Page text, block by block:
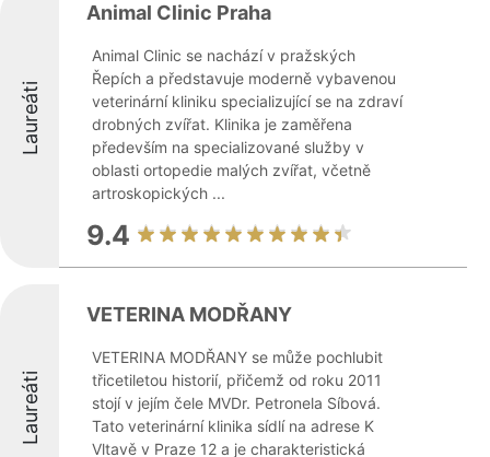
Laureáti
Animal Clinic Praha
Animal Clinic se nachází v pražských
Řepích a představuje moderně vybavenou
veterinární kliniku specializující se na zdraví
drobných zvířat. Klinika je zaměřena
především na specializované služby v
oblasti ortopedie malých zvířat, včetně
artroskopických ...
9.4
Laureáti
VETERINA MODŘANY
VETERINA MODŘANY se může pochlubit
třicetiletou historií, přičemž od roku 2011
stojí v jejím čele MVDr. Petronela Síbová.
Tato veterinární klinika sídlí na adrese K
Vltavě v Praze 12 a je charakteristická